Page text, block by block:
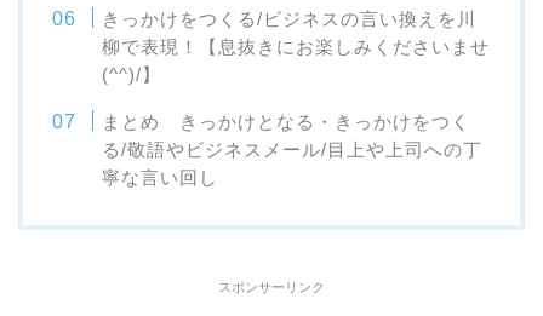
きっかけをつくる/ビジネスの言い換えを川
柳で表現！【息抜きにお楽しみくださいませ
(^^)/】
まとめ きっかけとなる・きっかけをつく
る/敬語やビジネスメール/目上や上司への丁
寧な言い回し
スポンサーリンク